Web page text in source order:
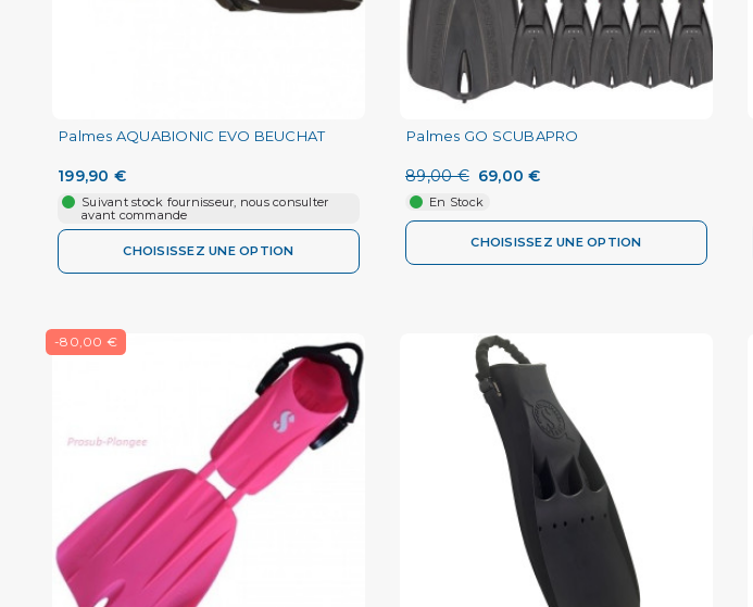
Palmes AQUABIONIC EVO BEUCHAT
199,90 €
Suivant stock fournisseur, nous consulter
avant commande
CHOISISSEZ UNE OPTION
Palmes GO SCUBAPRO
89,00 € 69,00 €
En Stock
CHOISISSEZ UNE OPTION
-80,00 €